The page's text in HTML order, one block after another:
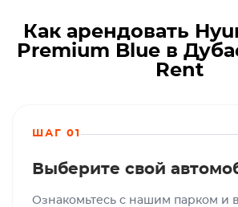
Как арендовать
Premium Blue в
Rent
ШАГ 01
Выберите свой
Ознакомьтесь с нашим парком и